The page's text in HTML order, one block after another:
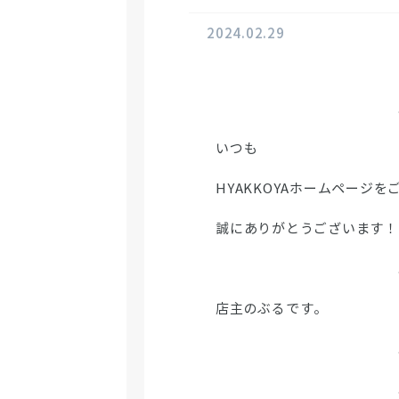
2024.02.29
.
いつも
HYAKKOYAホームページを
誠にありがとうございます！
.
店主のぶるです。
.
.